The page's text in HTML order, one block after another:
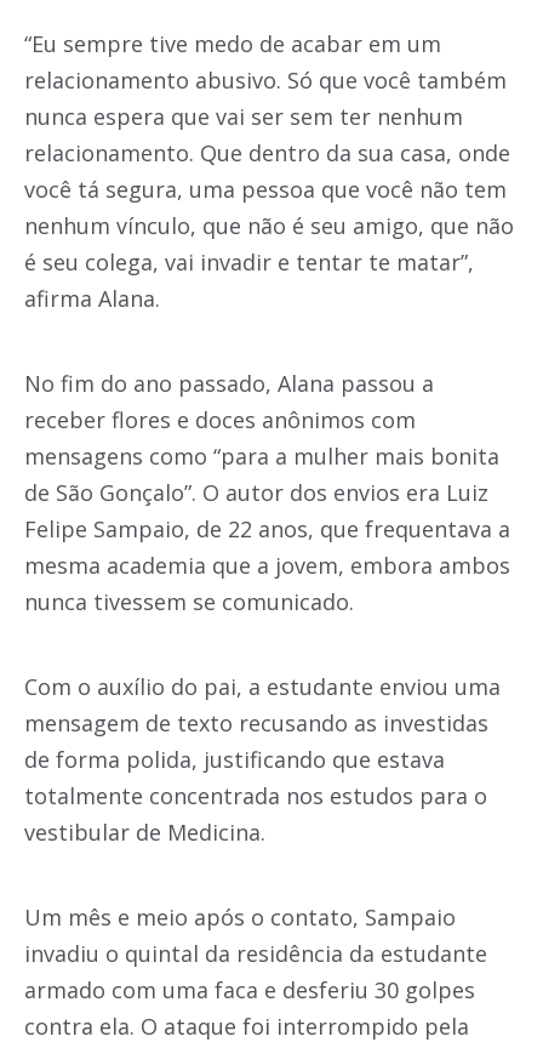
“Eu sempre tive medo de acabar em um
relacionamento abusivo. Só que você também
nunca espera que vai ser sem ter nenhum
relacionamento. Que dentro da sua casa, onde
você tá segura, uma pessoa que você não tem
nenhum vínculo, que não é seu amigo, que não
é seu colega, vai invadir e tentar te matar”,
afirma Alana.
No fim do ano passado, Alana passou a
receber flores e doces anônimos com
mensagens como “para a mulher mais bonita
de São Gonçalo”. O autor dos envios era Luiz
Felipe Sampaio, de 22 anos, que frequentava a
mesma academia que a jovem, embora ambos
nunca tivessem se comunicado.
Com o auxílio do pai, a estudante enviou uma
mensagem de texto recusando as investidas
de forma polida, justificando que estava
totalmente concentrada nos estudos para o
vestibular de Medicina.
Um mês e meio após o contato, Sampaio
invadiu o quintal da residência da estudante
armado com uma faca e desferiu 30 golpes
contra ela. O ataque foi interrompido pela